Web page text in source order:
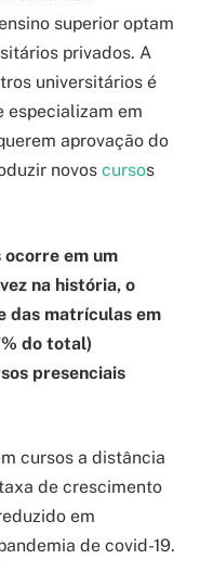
superior optam
privados. A
universitários é
especializam em
aprovação do
novos cursos
ocorre em um
na história, o
das matrículas em
do total)
presenciais
cursos a distância
de crescimento
em
de covid-19.